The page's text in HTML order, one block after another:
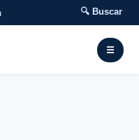
🔍 Buscar
☰